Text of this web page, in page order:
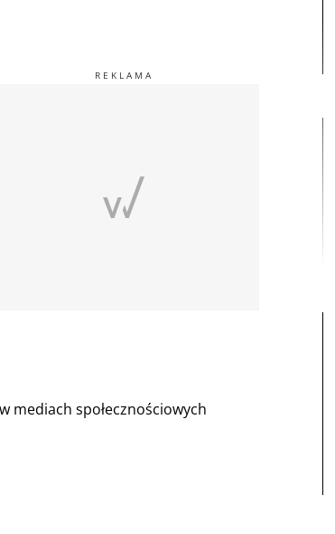
mediach społecznościowych